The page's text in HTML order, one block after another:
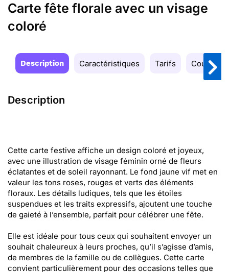
Carte fête florale avec un visage
coloré
Description Caractéristiques Tarifs Couleurs
Description
Cette carte festive affiche un design coloré et joyeux,
avec une illustration de visage féminin orné de fleurs
éclatantes et de soleil rayonnant. Le fond jaune vif met en
valeur les tons roses, rouges et verts des éléments
floraux. Les détails ludiques, tels que les étoiles
suspendues et les traits expressifs, ajoutent une touche
de gaieté à l’ensemble, parfait pour célébrer une fête.
Elle est idéale pour tous ceux qui souhaitent envoyer un
souhait chaleureux à leurs proches, qu’il s’agisse d’amis,
de membres de la famille ou de collègues. Cette carte
convient particulièrement pour des occasions telles que